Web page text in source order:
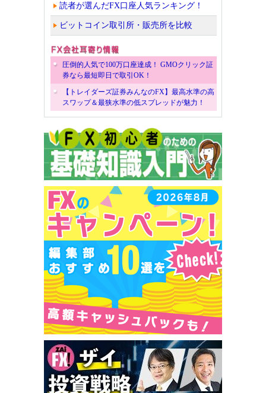
読者が選んだFX口座人気ランキング！
ビットコイン取引所・販売所を比較
圧倒的人気で100万口座達成！ GMOクリック証
券なら最短即日で取引OK！
【トレイダーズ証券みんなのFX】最高水準の高
スワップ＆最狭水準の低スプレッドが魅力！